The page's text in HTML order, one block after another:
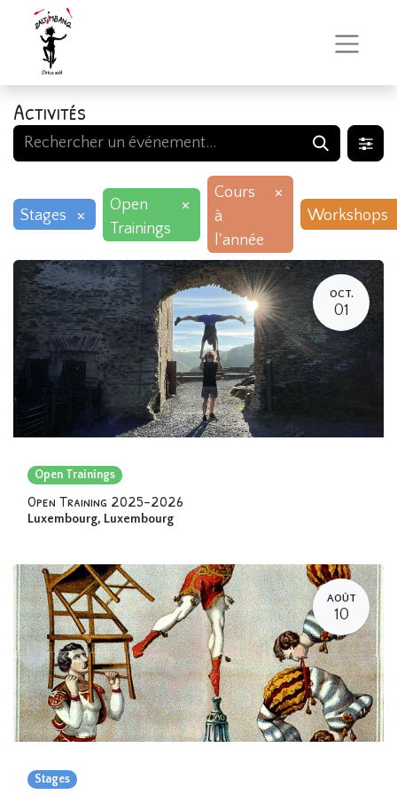
Activités
Stages ×
Open
Trainings
×
Cours
à
l'année
×
Workshops
OCT.
01
Open Trainings
Open Training 2025-2026
Luxembourg, Luxembourg
AOÛT
10
Stages